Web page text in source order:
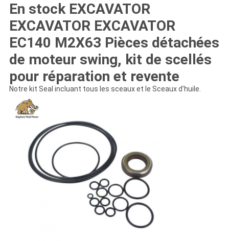
En stock EXCAVATOR
EXCAVATOR EXCAVATOR
EC140 M2X63 Pièces détachées
de moteur swing, kit de scellés
pour réparation et revente
Notre kit Seal incluant tous les sceaux et le Sceaux d'huile.